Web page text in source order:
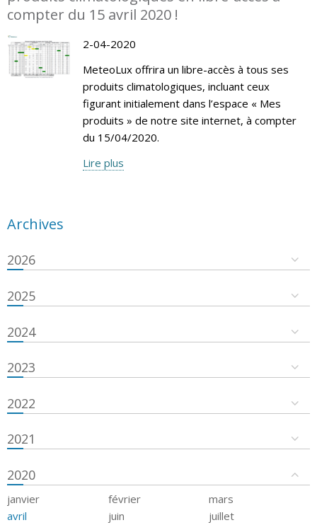
compter du 15 avril 2020 !
2-04-2020
MeteoLux offrira un libre-accès à tous ses
produits climatologiques, incluant ceux
figurant initialement dans l’espace « Mes
produits » de notre site internet, à compter
du 15/04/2020.
Lire plus
Archives
2026
2025
2024
2023
2022
2021
2020
janvier février
mars
avril
juin
juillet